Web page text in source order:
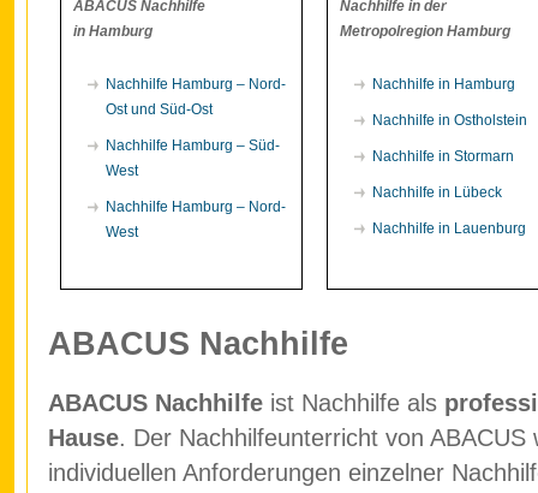
ABACUS Nachhilfe
in Hamburg
Nachhilfe Hamburg – Nord-
Ost und Süd-Ost
Nachhilfe Hamburg – Süd-
West
Nachhilfe Hamburg – Nord-
West
Nachhilfe in der
Metropolregion Hamburg
Nachhilfe in Hamburg
Nachhilfe in Ostholstein
Nachhilfe in Stormarn
Nachhilfe in Lübeck
Nachhilfe in Lauenburg
ABACUS Nachhilfe
ABACUS Nachhilfe ist Nachhilfe als
Hause. Der Nachhilfeunterricht von
individuellen Anforderungen einzelner